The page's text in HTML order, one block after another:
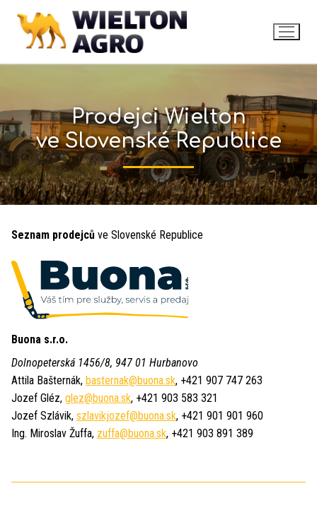
Prodejci Wielton
ve Slovenské Republice
Seznam prodejců ve Slovenské Republice
Buona s.r.o.
Dolnopeterská 1456/8, 947 01 Hurbanovo
Attila Bašternák, basternak@buona.sk, +421 907 747 263
Jozef Gléz, glez@buona.sk, +421 903 583 321
Jozef Szlávik, szlavikjozef@buona.sk, +421 901 901 960
Ing. Miroslav Žuffa, zuffa@buona.sk, +421 903 891 389